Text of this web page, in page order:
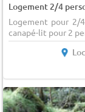
Logement 2/4
Logement pour 2/
canapé-lit pour 2